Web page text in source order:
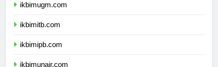
ikbimugm.com
ikbimitb.com
ikbimipb.com
ikbimunair.com